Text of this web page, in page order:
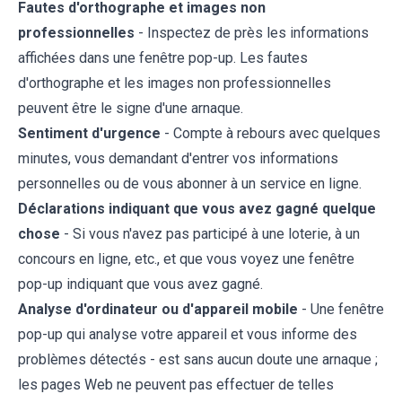
Fautes d'orthographe et images non
professionnelles - Inspectez de près les informations
affichées dans une fenêtre pop-up. Les fautes
d'orthographe et les images non professionnelles
peuvent être le signe d'une arnaque.
Sentiment d'urgence - Compte à rebours avec quelques
minutes, vous demandant d'entrer vos informations
personnelles ou de vous abonner à un service en ligne.
Déclarations indiquant que vous avez gagné quelque
chose - Si vous n'avez pas participé à une loterie, à un
concours en ligne, etc., et que vous voyez une fenêtre
pop-up indiquant que vous avez gagné.
Analyse d'ordinateur ou d'appareil mobile - Une fenêtre
pop-up qui analyse votre appareil et vous informe des
problèmes détectés - est sans aucun doute une arnaque ;
les pages Web ne peuvent pas effectuer de telles